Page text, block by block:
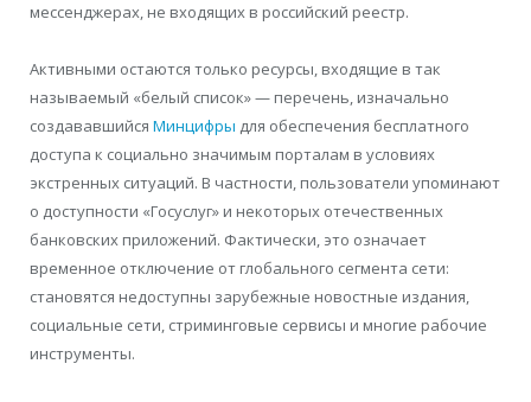
мессенджерах, не входящих в российский реестр.
Активными остаются только ресурсы, входящие в так
называемый «белый список» — перечень, изначально
создававшийся Минцифры для обеспечения бесплатного
доступа к социально значимым порталам в условиях
экстренных ситуаций. В частности, пользователи упоминают
о доступности «Госуслуг» и некоторых отечественных
банковских приложений. Фактически, это означает
временное отключение от глобального сегмента сети:
становятся недоступны зарубежные новостные издания,
социальные сети, стриминговые сервисы и многие рабочие
инструменты.